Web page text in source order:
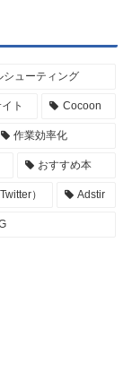
シューティング
ト Cocoon
作業効率化
おすすめ本
） Adstir